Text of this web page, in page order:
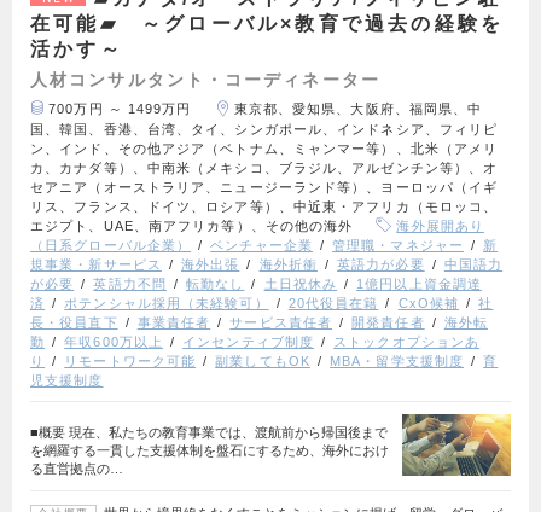
在可能▰ ～グローバル×教育で過去の経験を
活かす～
人材コンサルタント・コーディネーター
700万円 ～ 1499万円
東京都、愛知県、大阪府、福岡県、中
国、韓国、香港、台湾、タイ、シンガポール、インドネシア、フィリピ
ン、インド、その他アジア（ベトナム、ミャンマー等）、北米（アメリ
カ、カナダ等）、中南米（メキシコ、ブラジル、アルゼンチン等）、オ
セアニア（オーストラリア、ニュージーランド等）、ヨーロッパ（イギ
リス、フランス、ドイツ、ロシア等）、中近東・アフリカ（モロッコ、
エジプト、UAE、南アフリカ等）、その他の海外
海外展開あり
（日系グローバル企業）
ベンチャー企業 管理職・マネジャー
新
規事業・新サービス
海外出張 海外折衝 英語力が必要
中国語力
が必要
英語力不問 転勤なし 土日祝休み
1億円以上資金調達
済
ポテンシャル採用（未経験可） 20代役員在籍 CxO候補
社
長・役員直下
事業責任者 サービス責任者 開発責任者
海外転
勤
年収600万以上 インセンティブ制度
ストックオプションあ
り
リモートワーク可能 副業してもOK MBA・留学支援制度
育
児支援制度
■概要 現在、私たちの教育事業では、渡航前から帰国後まで
を網羅する一貫した支援体制を盤石にするため、海外におけ
る直営拠点の…